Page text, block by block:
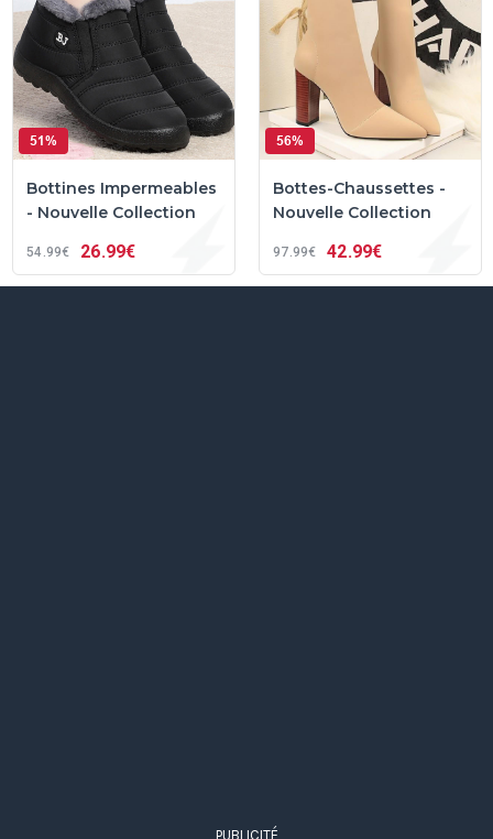
51%
Bottines Impermeables
- Nouvelle Collection
54 99€ 26 99€
56%
Bottes-Chaussettes -
Nouvelle Collection
97 99€ 42 99€
PUBLICITÉ